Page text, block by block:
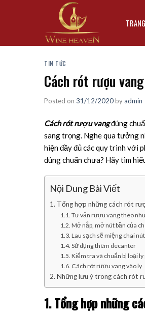
TIN TỨC
Cách rót rượu
Posted on 31/12/2020byadmin
Cách rót rượu vangđúng
sang trọng. Nghe qua tưởng
hiện đầy đủ các quy trình với
đúng chuẩn chưa? Hãy tìm
Nội Dung Bài Viết
1. Tổng hợp những cách rót
1.1. Tư vấn rượu vang theo
1.2. Mở nắp, mở nút bần của
1.3. Lau sạch sẽ miệng chai
1.4. Sử dụng thêm decanter
1.5. Kiểm tra và chuẩn bị loại ly
1.6. Cách rót rượu vang vào ly
2. Những lưu ý trong cách rót
1. Tổng hợp những